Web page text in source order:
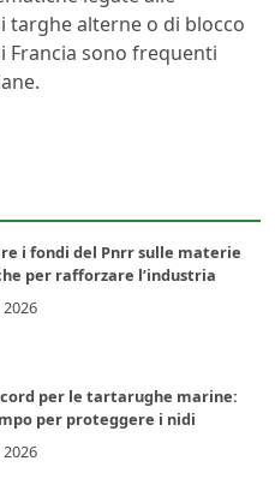
targhe alterne o di blocco
Francia sono frequenti
i fondi del Pnrr sulle materie
per rafforzare l’industria
per le tartarughe marine:
per proteggere i nidi